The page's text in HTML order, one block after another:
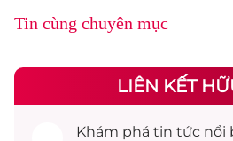
Tin cùng chuyên mục
LIÊN KẾT
Khám phá tin tức nổi